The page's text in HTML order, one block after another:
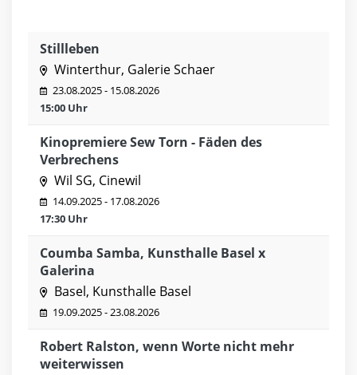
Stillleben
Winterthur, Galerie Schaer
23.08.2025 - 15.08.2026
15:00 Uhr
Kinopremiere Sew Torn - Fäden des
Verbrechens
Wil SG, Cinewil
14.09.2025 - 17.08.2026
17:30 Uhr
Coumba Samba, Kunsthalle Basel x
Galerina
Basel, Kunsthalle Basel
19.09.2025 - 23.08.2026
Robert Ralston, wenn Worte nicht mehr
weiterwissen